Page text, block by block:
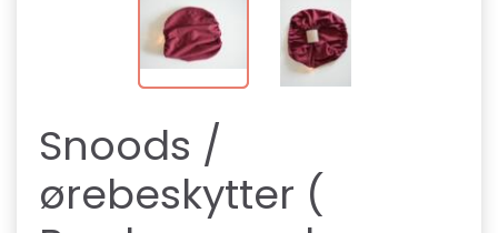
Snoods /
ørebeskytter (